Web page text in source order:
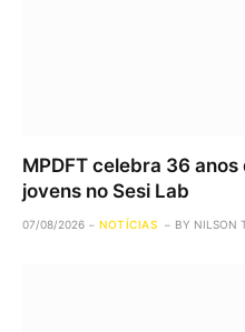
MPDFT celebra 36
jovens no Sesi Lab
07/08/2026 NOTÍCIAS BY NILSON